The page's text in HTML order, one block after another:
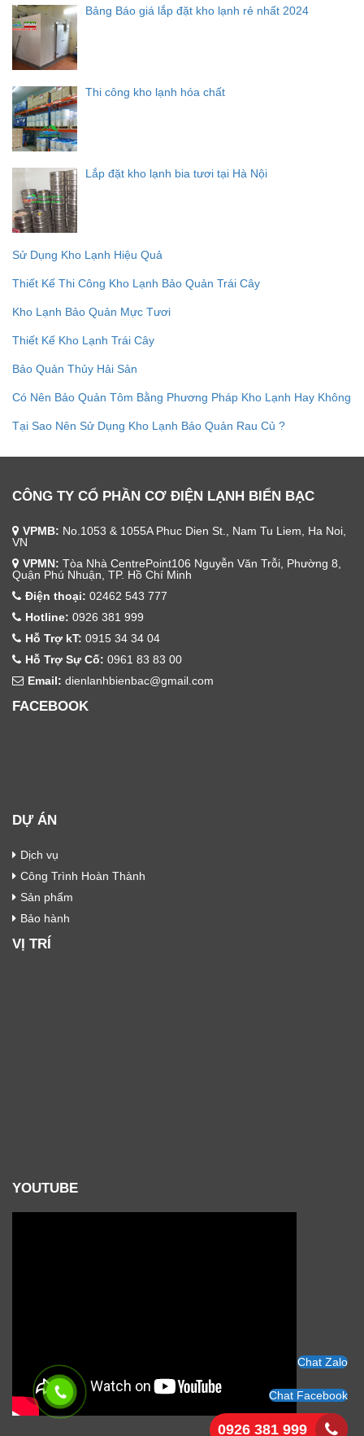
Bảng Báo giá lắp đặt kho lạnh rẻ nhất 2024
Thi công kho lạnh hóa chất
Lắp đặt kho lạnh bia tươi tại Hà Nội
Sử Dụng Kho Lạnh Hiệu Quả
Thiết Kế Thi Công Kho Lạnh Bảo Quản Trái Cây
Kho Lạnh Bảo Quản Mực Tươi
Thiết Kế Kho Lạnh Trái Cây
Bảo Quản Thủy Hải Sản
Có Nên Bảo Quản Tôm Bằng Phương Pháp Kho Lạnh Hay Không
Tại Sao Nên Sử Dụng Kho Lạnh Bảo Quản Rau Củ ?
CÔNG TY CỔ PHẦN CƠ ĐIỆN LẠNH BIỂN BẠC
VPMB: No.1053 & 1055A Phuc Dien St., Nam Tu Liem, Ha Noi,
VN
VPMN: Tòa Nhà CentrePoint106 Nguyễn Văn Trỗi, Phường 8,
Quận Phú Nhuận, TP. Hồ Chí Minh
Điện thoại: 02462 543 777
Hotline: 0926 381 999
Hỗ Trợ kT: 0915 34 34 04
Hỗ Trợ Sự Cố: 0961 83 83 00
Email: dienlanhbienbac@gmail.com
FACEBOOK
DỰ ÁN
Dịch vụ
Công Trình Hoàn Thành
Sản phẩm
Bảo hành
VỊ TRÍ
YOUTUBE
Chat Zalo
Chat Facebook
0926 381 999